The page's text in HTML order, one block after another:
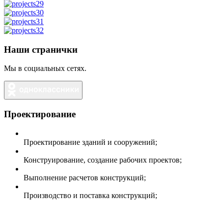
Наши странички
Мы в социальных сетях.
Проектирование
Проектирование зданий и сооружений;
Конструирование, создание рабочих проектов;
Выполнение расчетов конструкций;
Производство и поставка конструкций;